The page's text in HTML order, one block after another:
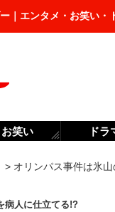
｜エンタメ・お笑い・
> オリンパス事件は氷
病人に仕立てる!?
お笑い ドラ